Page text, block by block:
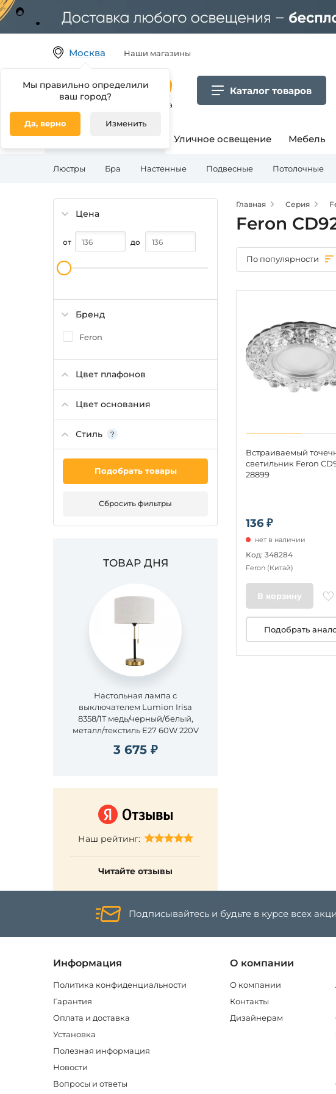
Москва
Мы правильно определили
ваш город?
Да, верно Изменить
Наши магазины
Гипермаркет товаров для дома
Каталог товаров
Освещение для дома Уличное освещение Мебель
Люстры Бра Настенные Подвесные Потолочные
Цена
от до
Бренд
Feron
Цвет плафонов
Цвет основания
Стиль
Подобрать товары
Сбросить фильтры
ТОВАР ДНЯ
Настольная лампа с
выключателем Lumion Irisa
8358/1T медь/черный/белый,
металл/текстиль E27 60W 220V
3 675 ₽
Наш рейтинг:
Читайте отзывы
Главная Серия
Feron
По популярности
136 ₽
Встраиваемый
светильник Feron
28899
нет в наличии
Код: 348284
Feron (Китай)
В корзину
Подобрать
Подписывайтесь и будьте в курсе всех
Информация
Политика конфиденциальности
Гарантия
Оплата и доставка
Установка
Полезная информация
Новости
Вопросы и ответы
О компании
О компании
Контакты
Дизайнерам